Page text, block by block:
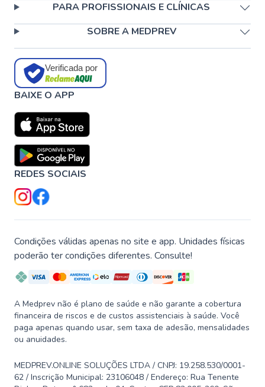
PARA PROFISSIONAIS E CLÍNICAS
SOBRE A MEDPREV
Verificada por
BAIXE O APP
REDES SOCIAIS
Condições válidas apenas no site e app. Unidades físicas
poderão ter condições diferentes. Consulte!
A Medprev não é plano de saúde e não garante a cobertura
financeira de riscos e de custos assistenciais à saúde. Você
paga apenas quando usar, sem taxa de adesão, mensalidades
ou anuidades.
MEDPREV.ONLINE SOLUÇÕES LTDA / CNPJ: 19.258.530/0001-
62 / Inscrição Municipal: 23106048 / Endereço: Rua Tenente